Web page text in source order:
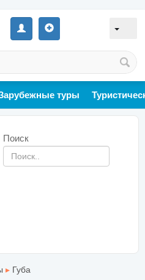
туры
Поиск
▸ Губа